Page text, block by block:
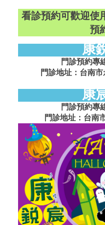
看診預約可歡迎使
預
康
門診預約專
門診地址：台南
康
門診預約專
門診地址：台南